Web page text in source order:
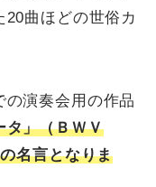
曲ほどの世俗カ
演奏会用の作品
タ」（ＢＷＶ
名言となりま